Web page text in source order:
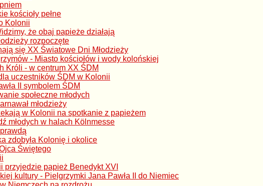
kościoły pełne
Kolonii
że obaj papieże działają
rozpoczęte
się XX Światowe Dni Młodzieży
- Miasto kościołów i wody kolońskiej
Króli - w centrum XX ŚDM
uczestników ŚDM w Kolonii
II symbolem ŚDM
społeczne młodych
młodzieży
w Kolonii na spotkanie z papieżem
młodych w halach Kölnmesse
zdobyła Kolonię i okolice
Świętego
przyjedzie papież Benedykt XVI
kultury - Pielgrzymki Jana Pawła II do Niemiec